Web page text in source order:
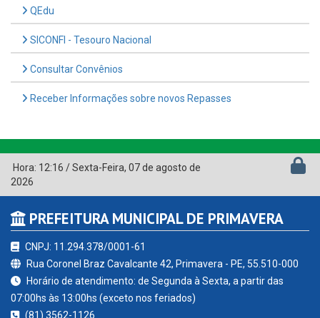
QEdu
SICONFI - Tesouro Nacional
Consultar Convênios
Receber Informações sobre novos Repasses
Hora: 12:16 /Sexta-Feira, 07 de agosto de
2026
PREFEITURA MUNICIPAL DE PRIMAVERA
CNPJ: 11.294.378/0001-61
Rua Coronel Braz Cavalcante 42, Primavera - PE, 55.510-000
Horário de atendimento: de Segunda à Sexta, a partir das
07:00hs às 13:00hs (exceto nos feriados)
(81) 3562-1126